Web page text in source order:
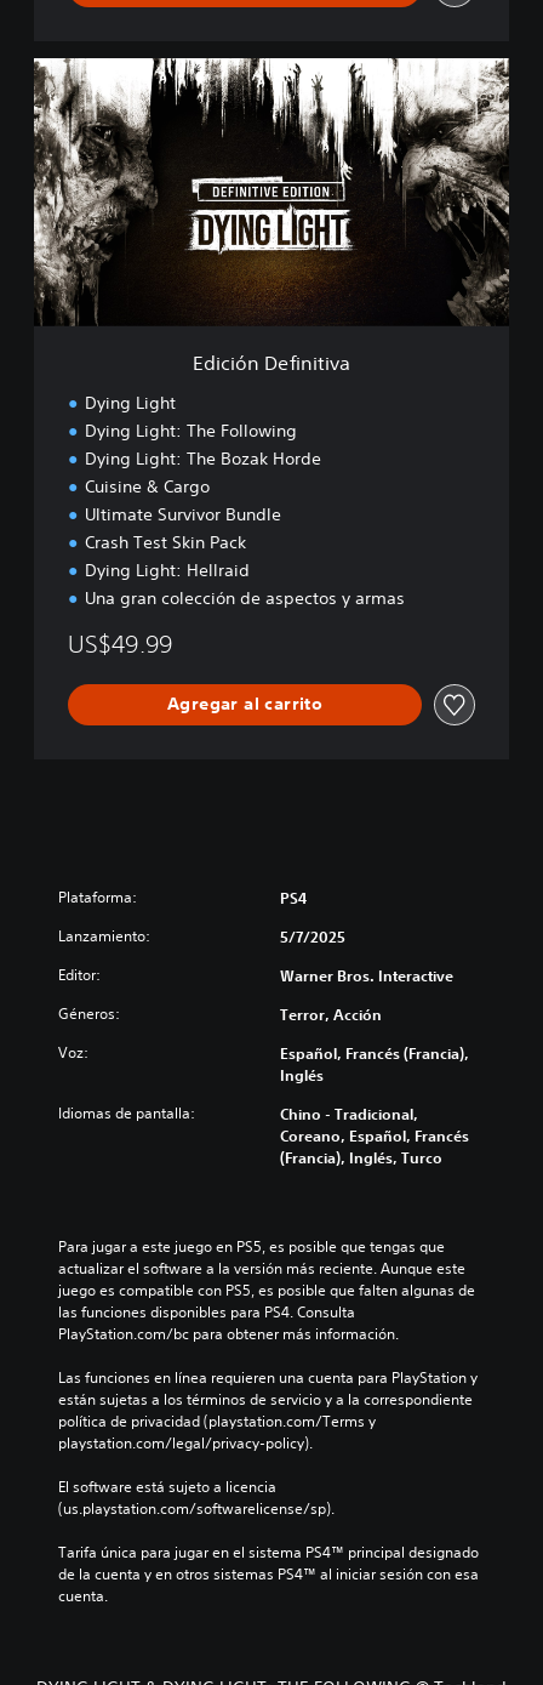
E
d
i
c
i
ó
n
D
e
f
i
n
Edición Definitiva
Dying Light
Dying Light: The Following
Dying Light: The Bozak Horde
Cuisine & Cargo
Ultimate Survivor Bundle
Crash Test Skin Pack
Dying Light: Hellraid
Una gran colección de aspectos y armas
US$49.99
Agregar al carrito
Plataforma: PS4
Lanzamiento: 5/7/2025
Editor: Warner Bros. Interactive
Géneros: Terror, Acción
Voz:
Español, Francés (Francia),
Inglés
Idiomas de pantalla:
Chino - Tradicional,
Coreano, Español, Francés
(Francia), Inglés, Turco
Para jugar a este juego en PS5, es posible que tengas que
actualizar el software a la versión más reciente. Aunque este
juego es compatible con PS5, es posible que falten algunas de
las funciones disponibles para PS4. Consulta
PlayStation.com/bc para obtener más información.
Las funciones en línea requieren una cuenta para PlayStation y
están sujetas a los términos de servicio y a la correspondiente
política de privacidad (playstation.com/Terms y
playstation.com/legal/privacy-policy).
El software está sujeto a licencia
(us.playstation.com/softwarelicense/sp).
Tarifa única para jugar en el sistema PS4™ principal designado
de la cuenta y en otros sistemas PS4™ al iniciar sesión con esa
cuenta.